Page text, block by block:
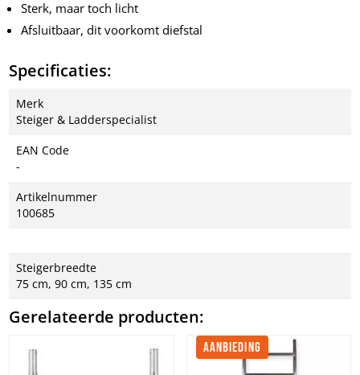
Sterk, maar toch licht
Afsluitbaar, dit voorkomt diefstal
Specificaties:
Merk
Steiger & Ladderspecialist
EAN Code
-
Artikelnummer
100685
Steigerbreedte
75 cm, 90 cm, 135 cm
Gerelateerde producten:
AANBIEDING